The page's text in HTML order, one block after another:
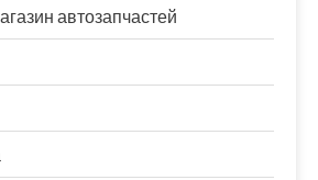
автозапчастей